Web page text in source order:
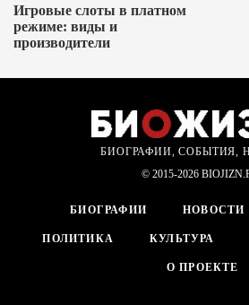
Игровые слоты в платном
режиме: виды и
производители
БИОГРАФИИ, СОБЫТИЯ,
© 2015-2026
БИОГРАФИИ НОВОСТИ
ПОЛИТИКА КУЛЬТУРА
О ПРОЕКТЕ